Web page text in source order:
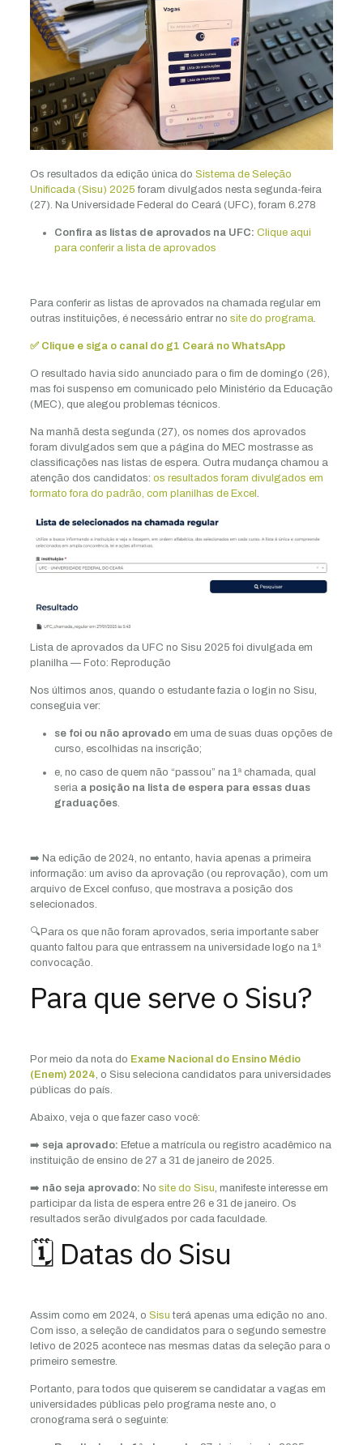
Os resultados da edição única do Sistema de Seleção
Unificada (Sisu) 2025 foram divulgados nesta segunda-feira
(27). Na Universidade Federal do Ceará (UFC), foram 6.278
Confira as listas de aprovados na UFC: Clique aqui
para conferir a lista de aprovados
Para conferir as listas de aprovados na chamada regular em
outras instituições, é necessário entrar no site do programa.
✅ Clique e siga o canal do g1 Ceará no WhatsApp
O resultado havia sido anunciado para o fim de domingo (26),
mas foi suspenso em comunicado pelo Ministério da Educação
(MEC), que alegou problemas técnicos.
Na manhã desta segunda (27), os nomes dos aprovados
foram divulgados sem que a página do MEC mostrasse as
classificações nas listas de espera. Outra mudança chamou a
atenção dos candidatos: os resultados foram divulgados em
formato fora do padrão, com planilhas de Excel .
Lista de aprovados da UFC no Sisu 2025 foi divulgada em
planilha — Foto: Reprodução
Nos últimos anos, quando o estudante fazia o login no Sisu,
conseguia ver:
se foi ou não aprovadoem uma de suas duas opções de
curso, escolhidas na inscrição;
e, no caso de quem não “passou” na 1ª chamada, qual
seria a posição na lista de espera para essas duas
graduações.
➡️ Na edição de 2024, no entanto, havia apenas a primeira
informação: um aviso da aprovação (ou reprovação), com um
arquivo de Excel confuso, que mostrava a posição dos
selecionados.
🔍Para os que não foram aprovados, seria importante saber
quanto faltou para que entrassem na universidade logo na 1ª
convocação.
Para que serve o Sisu?
Por meio da nota do Exame Nacional do Ensino Médio
(Enem) 2024 , o Sisu seleciona candidatos para universidades
públicas do país.
Abaixo, veja o que fazer caso você:
➡️ seja aprovado: Efetue a matrícula ou registro acadêmico na
instituição de ensino de 27 a 31 de janeiro de 2025.
➡️ não seja aprovado: No site do Sisu , manifeste interesse em
participar da lista de espera entre 26 e 31 de janeiro. Os
resultados serão divulgados por cada faculdade.
🗓️ Datas do Sisu
Assim como em 2024, o Sisu terá apenas uma edição no ano.
Com isso, a seleção de candidatos para o segundo semestre
letivo de 2025 acontece nas mesmas datas da seleção para o
primeiro semestre.
Portanto, para todos que quiserem se candidatar a vagas em
universidades públicas pelo programa neste ano, o
cronograma será o seguinte: